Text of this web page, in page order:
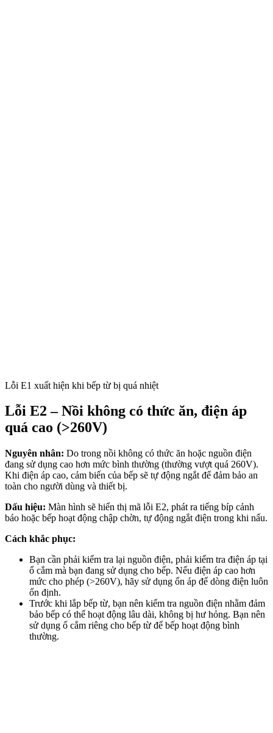
Lỗi E1 xuất hiện khi bếp từ bị quá nhiệt
Lỗi E2 – Nồi không có thức ăn, điện áp
quá cao (>260V)
Nguyên nhân: Do trong nồi không có thức ăn hoặc nguồn điện
đang sử dụng cao hơn mức bình thường (thường vượt quá 260V).
Khi điện áp cao, cảm biến của bếp sẽ tự động ngắt để đảm bảo an
toàn cho người dùng và thiết bị.
Dấu hiệu: Màn hình sẽ hiển thị mã lỗi E2, phát ra tiếng bíp cảnh
báo hoặc bếp hoạt động chập chờn, tự động ngắt điện trong khi nấu.
Cách khắc phục:
Bạn cần phải kiểm tra lại nguồn điện, phải kiểm tra điện áp tại
ổ cắm mà bạn đang sử dụng cho bếp. Nếu điện áp cao hơn
mức cho phép (>260V), hãy sử dụng ổn áp để dòng điện luôn
ổn định.
Trước khi lắp bếp từ, bạn nên kiểm tra nguồn điện nhằm đảm
bảo bếp có thể hoạt động lâu dài, không bị hư hỏng. Bạn nên
sử dụng ổ cắm riêng cho bếp từ để bếp hoạt động bình
thường.